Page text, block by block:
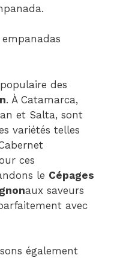
des
. À Catamarca,
et Salta, sont
variétés telles
ces
le Cépages
aux saveurs
avec
également